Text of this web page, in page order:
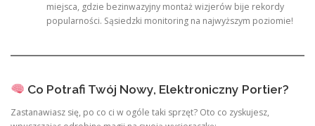
miejsca, gdzie bezinwazyjny montaż wizjerów bije rekordy
popularności. Sąsiedzki monitoring na najwyższym poziomie!
Co Potrafi Twój Nowy, Elektroniczny Portier?
Zastanawiasz się, po co ci w ogóle taki sprzęt? Oto co zyskujesz,